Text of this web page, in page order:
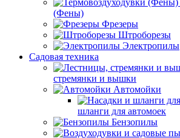
(Фены)
Фрезеры
Штроборезы
Электропилы
Садовая техника
стремянки и вышки
Автомойки
шланги для автомоек
Бензопилы